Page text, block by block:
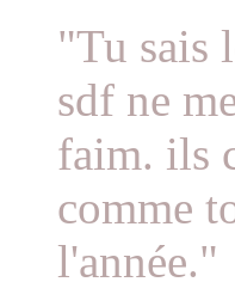
"Tu sais
sdf ne
faim. ils
comme
l'année."